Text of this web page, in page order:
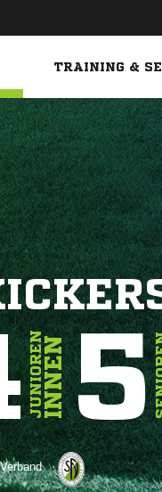
TRAINING &
JUNIORENINNEN5